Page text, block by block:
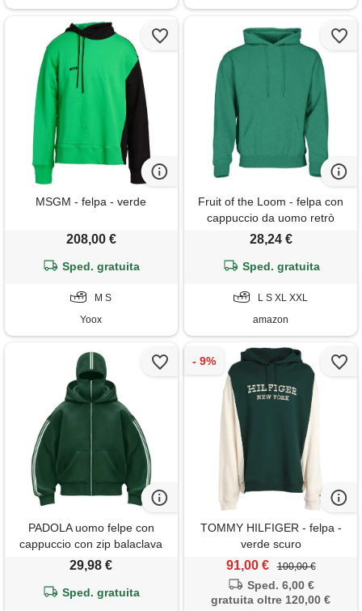
MSGM - felpa - verde
208,00 €
Sped. gratuita
M S
Yoox
Fruit of the Loom - felpa con
cappuccio da uomo retrò
grã1÷4n melange l
28,24 €
Sped. gratuita
L S XL XXL
amazon
PADOLA uomo felpe con
cappuccio con zip balaclava
hoodie cappello da
manica lunga pullover
29,98 €
Sped. gratuita
TOMMY HILFIGER - felpa -
verde scuro
91,00 € 100,00 €
Sped. 6,00 €
gratuita oltre 120,00 €